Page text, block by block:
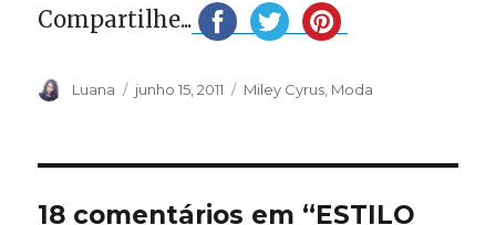
Compartilhe...
Autor
Luana
Publicado
junho 15, 2011 Categorias
Miley Cyrus Moda
18 comentários em “ESTILO